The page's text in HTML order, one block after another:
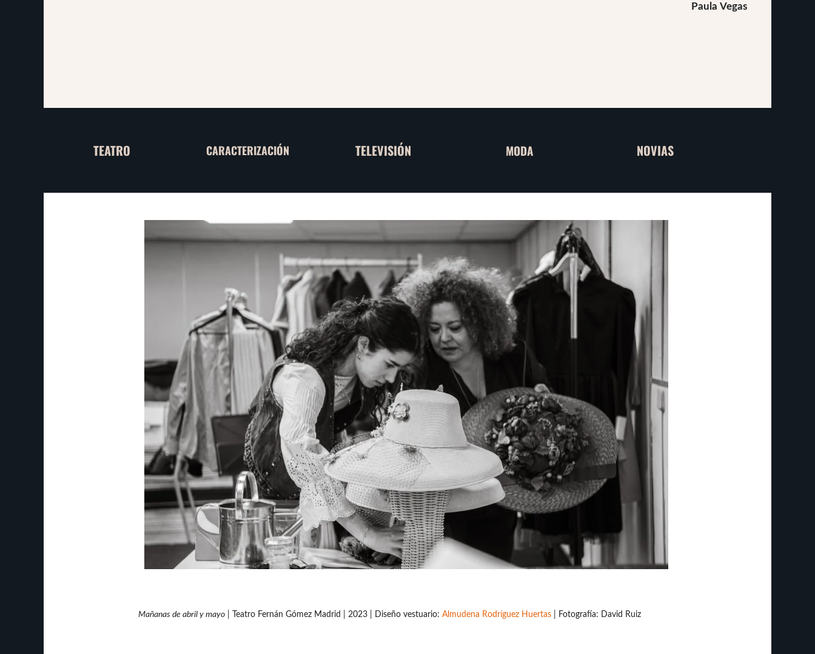
Paula Vegas
TEATRO CARACTERIZACIÓN TELEVISIÓN MODA NOVIAS
Mañanas de abril y mayo| Teatro Fernán Gómez Madrid | 2023 | Diseño vestuario: Almudena Rodríguez Huertas| Fotografía: David Ruiz